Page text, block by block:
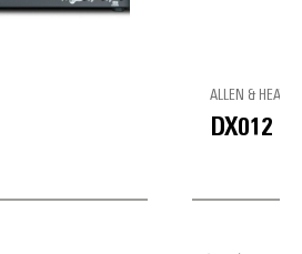
ALLEN & HEATH
DX012